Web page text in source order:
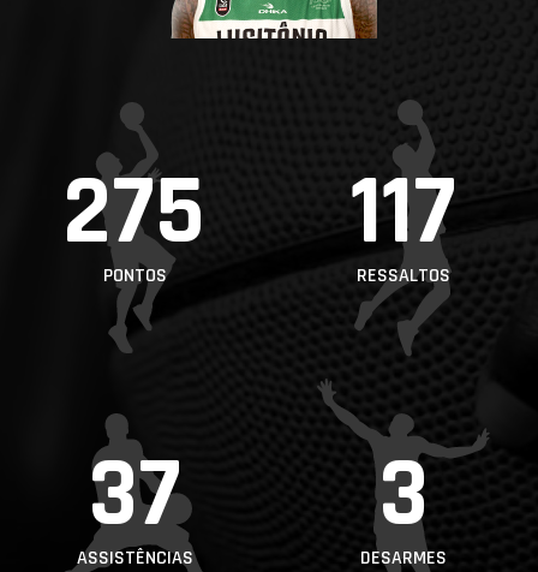
MASCULINA
LIGA BETCLIC
FEMININA
275
PONTOS
117
RESSALTOS
37
ASSISTÊNCIAS
3
DESARMES